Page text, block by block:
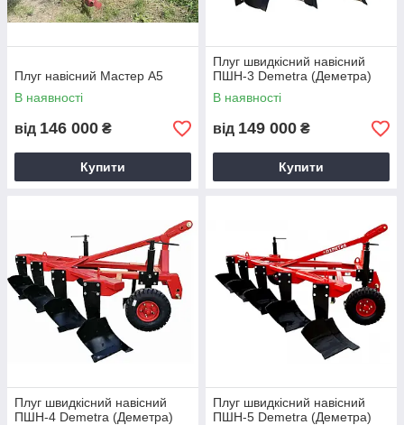
Плуг навісний Мастер А5
В наявності
від 146 000 ₴
Купити
Плуг швидкісний навісний
ПШН-3 Demetra (Деметра)
В наявності
від 149 000 ₴
Купити
Плуг швидкісний навісний
ПШН-4 Demetra (Деметра)
Плуг швидкісний навісний
ПШН-5 Demetra (Деметра)